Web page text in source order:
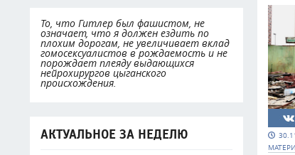
То, что Гитлер был фашистом, не
означает, что я должен ездить по
плохим дорогам, не увеличивает вклад
гомосексуалистов в рождаемость и не
порождает плеяду выдающихся
нейрохирургов цыганского
происхождения.
АКТУАЛЬНОЕ ЗА НЕДЕЛЮ